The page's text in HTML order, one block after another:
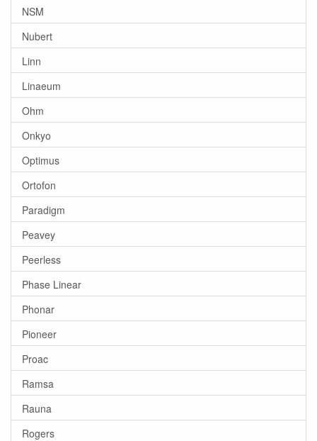
NSM
Nubert
Linn
Linaeum
Ohm
Onkyo
Optimus
Ortofon
Paradigm
Peavey
Peerless
Phase Linear
Phonar
Pioneer
Proac
Ramsa
Rauna
Rogers